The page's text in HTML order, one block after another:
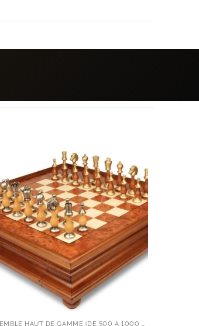
ENSEMBLE HAUT DE GAMME (DE 500 À 1000 EUROS)